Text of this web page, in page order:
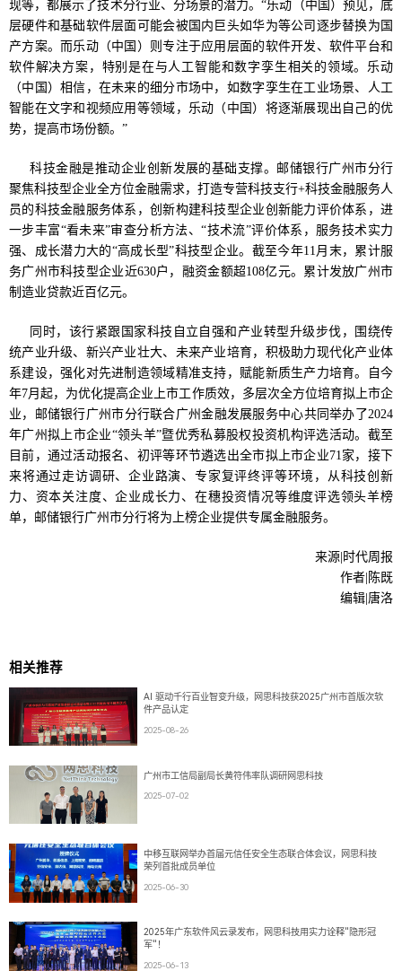
现等，都展示了技术分行业、分场景的潜力。“乐动（中国）预见，底
层硬件和基础软件层面可能会被国内巨头如华为等公司逐步替换为国
产方案。而乐动（中国）则专注于应用层面的软件开发、软件平台和
软件解决方案，特别是在与人工智能和数字孪生相关的领域。乐动
（中国）相信，在未来的细分市场中，如数字孪生在工业场景、人工
智能在文字和视频应用等领域，乐动（中国）将逐渐展现出自己的优
势，提高市场份额。”
科技金融是推动企业创新发展的基础支撑。邮储银行广州市分行
聚焦科技型企业全方位金融需求，打造专营科技支行+科技金融服务人
员的科技金融服务体系，创新构建科技型企业创新能力评价体系，进
一步丰富“看未来”审查分析方法、“技术流”评价体系，服务技术实力
强、成长潜力大的“高成长型”科技型企业。截至今年11月末，累计服
务广州市科技型企业近630户，融资金额超108亿元。累计发放广州市
制造业贷款近百亿元。
同时，该行紧跟国家科技自立自强和产业转型升级步伐，围绕传
统产业升级、新兴产业壮大、未来产业培育，积极助力现代化产业体
系建设，强化对先进制造领域精准支持，赋能新质生产力培育。自今
年7月起，为优化提高企业上市工作质效，多层次全方位培育拟上市企
业，邮储银行广州市分行联合广州金融发展服务中心共同举办了2024
年广州拟上市企业“领头羊”暨优秀私募股权投资机构评选活动。截至
目前，通过活动报名、初评等环节遴选出全市拟上市企业71家，接下
来将通过走访调研、企业路演、专家复评终评等环境，从科技创新
力、资本关注度、企业成长力、在穗投资情况等维度评选领头羊榜
单，邮储银行广州市分行将为上榜企业提供专属金融服务。
来源|时代周报
作者|陈既
编辑|唐洛
相关推荐
AI 驱动千行百业智变升级，网思科技获2025广州市首版次软
件产品认定
2025-08-26
广州市工信局副局长黄符伟率队调研网思科技
2025-07-02
中移互联网举办首届元信任安全生态联合体会议，网思科技
荣列首批成员单位
2025-06-30
2025年广东软件风云录发布，网思科技用实力诠释"隐形冠
军"！
2025-06-13